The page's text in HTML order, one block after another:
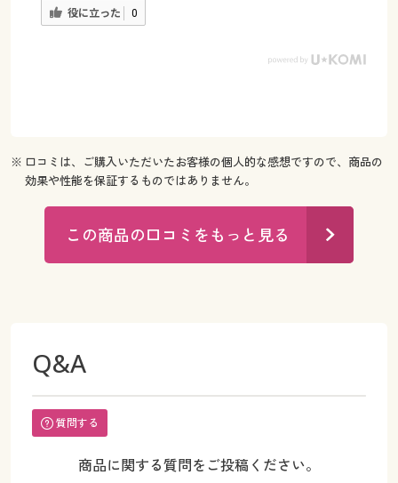
役に立った 0
※ 口コミは、ご購入いただいたお客様の個人的な感想ですので、商品の
効果や性能を保証するものではありません。
この商品の口コミをもっと見る
Q&A
質問する
商品に関する質問をご投稿ください。